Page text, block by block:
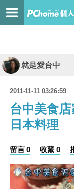
就是愛台中
2011-11-11 03:26:59
台中美食
日本料理
留言 0 收藏 0